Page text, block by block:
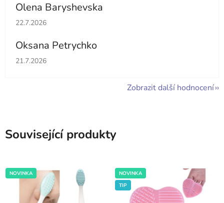
Olena Baryshevska
Hodnocení obchodu je 5 z 5 hvězdiček.
22.7.2026
Oksana Petrychko
Hodnocení obchodu je 5 z 5 hvězdiček.
21.7.2026
Zobrazit další hodnocení
Související produkty
NOVINKA
NOVINKA
TIP